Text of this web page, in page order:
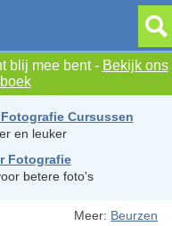
blij mee bent - Bekijk ons
Cursussen
en leuker
Fotografie
betere foto's
Meer: Beurzen